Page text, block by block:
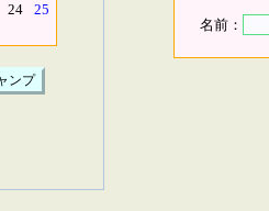
24
25
名前：